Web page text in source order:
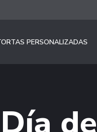
PERSONALIZADAS